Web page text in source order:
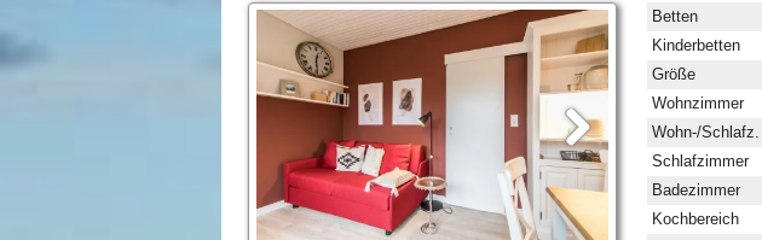
Betten
Kinderbetten
Größe
Wohnzimmer
Wohn-/Schlafz.
Schlafzimmer
Badezimmer
Kochbereich